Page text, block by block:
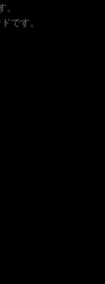
です。